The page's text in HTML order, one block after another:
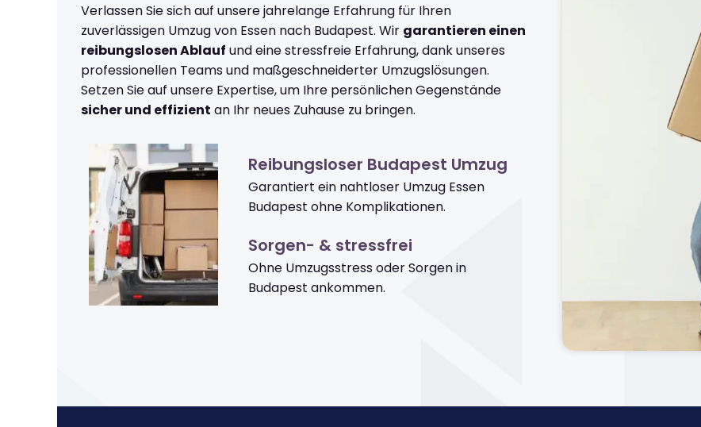
Verlassen Sie sich auf unsere jahrelange Erfahrung für Ihren
zuverlässigen Umzug von Essen nach Budapest. Wir garantieren einen
reibungslosen Ablauf und eine stressfreie Erfahrung, dank unseres
professionellen Teams und maßgeschneiderter Umzugslösungen.
Setzen Sie auf unsere Expertise, um Ihre persönlichen Gegenstände
sicher und effizient an Ihr neues Zuhause zu bringen.
Reibungsloser Budapest Umzug
Garantiert ein nahtloser Umzug Essen
Budapest ohne Komplikationen.
Sorgen- & stressfrei
Ohne Umzugsstress oder Sorgen in
Budapest ankommen.